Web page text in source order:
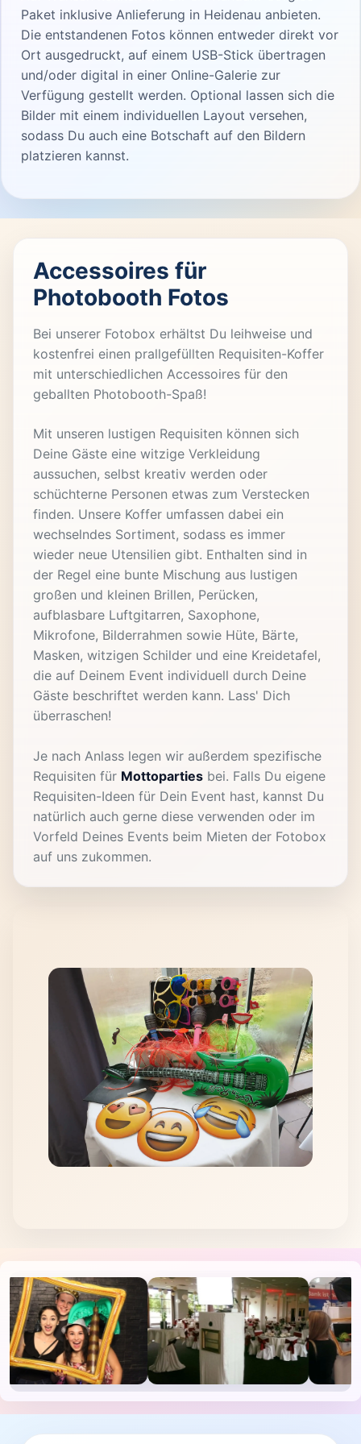
Paket inklusive Anlieferung in Heidenau anbieten.
Die entstandenen Fotos können entweder direkt vor
Ort ausgedruckt, auf einem USB-Stick übertragen
und/oder digital in einer Online-Galerie zur
Verfügung gestellt werden. Optional lassen sich die
Bilder mit einem individuellen Layout versehen,
sodass Du auch eine Botschaft auf den Bildern
platzieren kannst.
Accessoires für
Photobooth Fotos
Bei unserer Fotobox erhältst Du leihweise und
kostenfrei einen prallgefüllten Requisiten-Koffer
mit unterschiedlichen Accessoires für den
geballten Photobooth-Spaß!
Mit unseren lustigen Requisiten können sich
Deine Gäste eine witzige Verkleidung
aussuchen, selbst kreativ werden oder
schüchterne Personen etwas zum Verstecken
finden. Unsere Koffer umfassen dabei ein
wechselndes Sortiment, sodass es immer
wieder neue Utensilien gibt. Enthalten sind in
der Regel eine bunte Mischung aus lustigen
großen und kleinen Brillen, Perücken,
aufblasbare Luftgitarren, Saxophone,
Mikrofone, Bilderrahmen sowie Hüte, Bärte,
Masken, witzigen Schilder und eine Kreidetafel,
die auf Deinem Event individuell durch Deine
Gäste beschriftet werden kann. Lass' Dich
überraschen!
Je nach Anlass legen wir außerdem spezifische
Requisiten für Mottoparties bei. Falls Du eigene
Requisiten-Ideen für Dein Event hast, kannst Du
natürlich auch gerne diese verwenden oder im
Vorfeld Deines Events beim Mieten der Fotobox
auf uns zukommen.